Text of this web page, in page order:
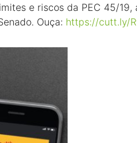
e riscos da PEC 45/19,
Ouça: https://cutt.ly/